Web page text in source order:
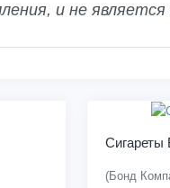
и не
Сигареты
(Бонд